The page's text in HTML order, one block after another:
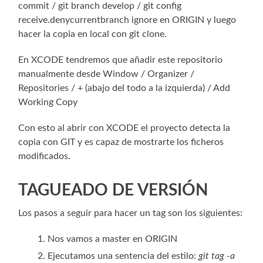
commit / git branch develop / git config
receive.denycurrentbranch ignore en ORIGIN y luego
hacer la copia en local con git clone.
En XCODE tendremos que añadir este repositorio
manualmente desde Window / Organizer /
Repositories / + (abajo del todo a la izquierda) / Add
Working Copy
Con esto al abrir con XCODE el proyecto detecta la
copia con GIT y es capaz de mostrarte los ficheros
modificados.
TAGUEADO DE VERSIÓN
Los pasos a seguir para hacer un tag son los siguientes:
Nos vamos a master en ORIGIN
Ejecutamos una sentencia del estilo:git tag -a